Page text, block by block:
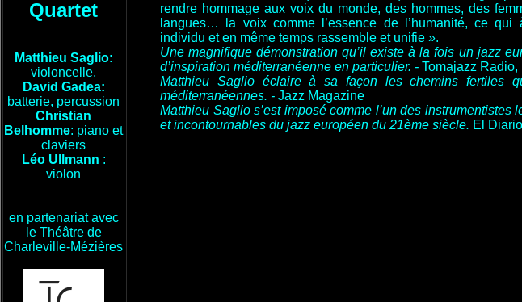
Quartet
Matthieu Saglio:
violoncelle,
David Gadea:
batterie, percussion
Christian
Belhomme: piano et
claviers
Léo Ullmann :
violon
en partenariat avec
le Théâtre de
Charleville-Mézières
rendre hommage aux voix du monde, des hommes, des
langues… la voix comme l’essence de l’humanité, ce
individu et en même temps rassemble et unifie ».
Une magnifique démonstration qu’il existe à la fois un jazz
d’inspiration méditerranéenne en particulier. - Tomajazz Radio,
Matthieu Saglio éclaire à sa façon les chemins fertiles
méditerranéennes. - Jazz Magazine
Matthieu Saglio s’est imposé comme l’un des instrumentistes
et incontournables du jazz européen du 21ème siècle. El Diario